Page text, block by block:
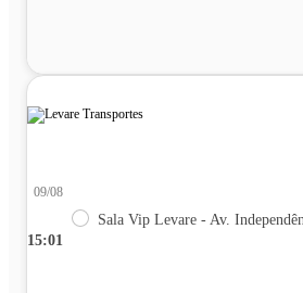
15:01
09/08
Sala Vip Levare - Av.